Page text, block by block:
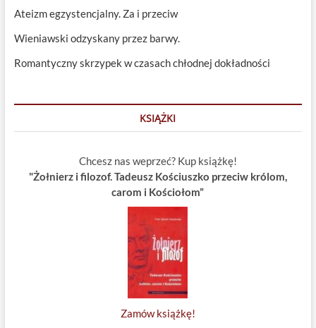
Ateizm egzystencjalny. Za i przeciw
Wieniawski odzyskany przez barwy.
Romantyczny skrzypek w czasach chłodnej dokładności
KSIĄŻKI
Chcesz nas weprzeć? Kup książkę!
"Żołnierz i filozof. Tadeusz Kościuszko przeciw królom,
carom i Kościołom”
Zamów książkę!